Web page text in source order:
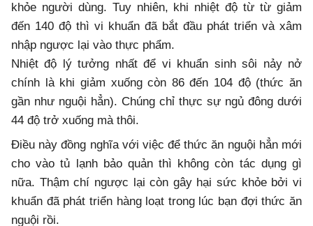
khỏe người dùng. Tuy nhiên, khi nhiệt độ từ từ giảm
đến 140 độ thì vi khuẩn đã bắt đầu phát triển và xâm
nhập ngược lại vào thực phẩm.
Nhiệt độ lý tưởng nhất để vi khuẩn sinh sôi nảy nở
chính là khi giảm xuống còn 86 đến 104 độ (thức ăn
gần như nguội hẳn). Chúng chỉ thực sự ngủ đông dưới
44 độ trở xuống mà thôi.
Điều này đồng nghĩa với việc để thức ăn nguội hẳn mới
cho vào tủ lạnh bảo quản thì không còn tác dụng gì
nữa. Thậm chí ngược lại còn gây hại sức khỏe bởi vi
khuẩn đã phát triển hàng loạt trong lúc bạn đợi thức ăn
nguội rồi.